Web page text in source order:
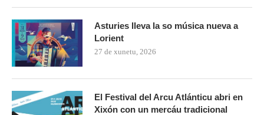
Asturies lleva la so música nueva a
Lorient
27 de xunetu, 2026
El Festival del Arcu Atlánticu abri en
Xixón con un mercáu tradicional